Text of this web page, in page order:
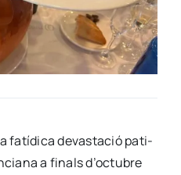
fatí­di­ca devas­ta­ció pati­
a finals d’octubre